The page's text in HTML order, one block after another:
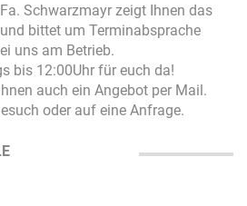
Schwarzmayr zeigt Ihnen das
bittet um Terminabsprache
uns am Betrieb.
bis 12:00Uhr für euch da!
auch ein Angebot per Mail.
oder auf eine Anfrage.